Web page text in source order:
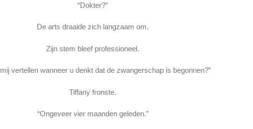
“Dokter?”
De arts draaide zich langzaam om.
Zijn stem bleef professioneel.
vertellen wanneer u denkt dat de zwangerschap is begonnen?”
Tiffany fronste.
“Ongeveer vier maanden geleden.”